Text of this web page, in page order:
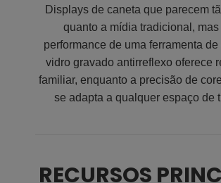
Displays de caneta que parecem
quanto a mídia tradicional, mas
performance de uma ferramenta
vidro gravado antirreflexo oferece
familiar, enquanto a precisão de
se adapta a qualquer espaço de
RECURSOS